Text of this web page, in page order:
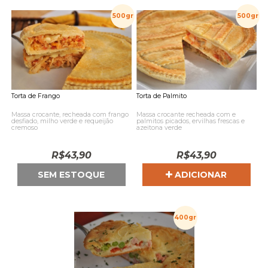
500gr
Torta de Frango
Massa crocante, recheada com frango
desfiado, milho verde e requeijão
cremoso
R$43,90
SEM ESTOQUE
500gr
Torta de Palmito
Massa crocante recheada com e
palmitos picados, ervilhas frescas e
azeitona verde
R$43,90
ADICIONAR
400gr